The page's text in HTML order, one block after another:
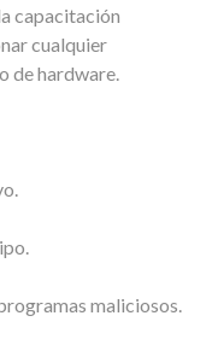
capacitación
cualquier
de hardware.
maliciosos.